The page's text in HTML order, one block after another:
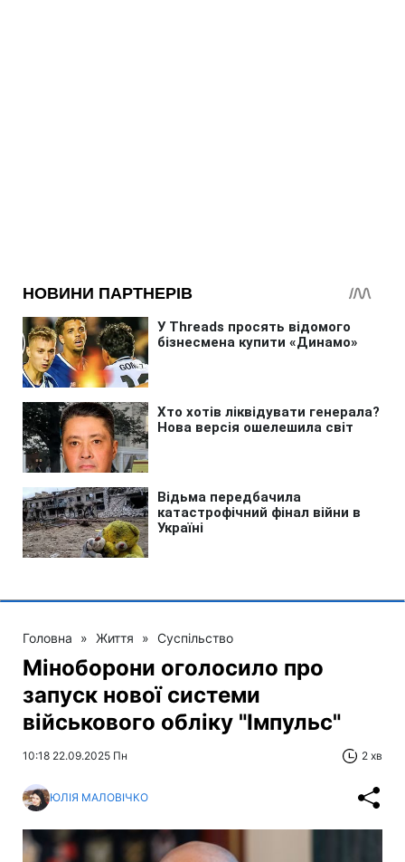
Головна » Життя » Суспільство
Міноборони оголосило про
запуск нової системи
військового обліку "Імпульс"
10:18 22.09.2025 Пн 2 хв
ЮЛІЯ МАЛОВІЧКО